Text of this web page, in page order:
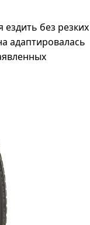
без резких
адаптировалась